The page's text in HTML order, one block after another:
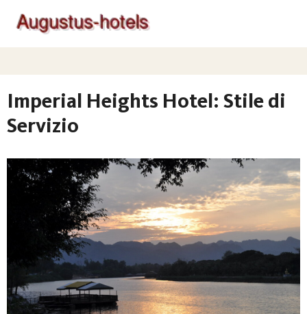
Imperial Heights Hotel: Stile di
Servizio